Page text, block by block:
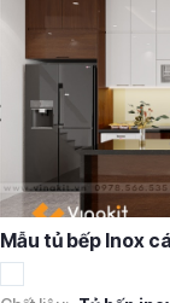
Mẫu tủ bếp Inox